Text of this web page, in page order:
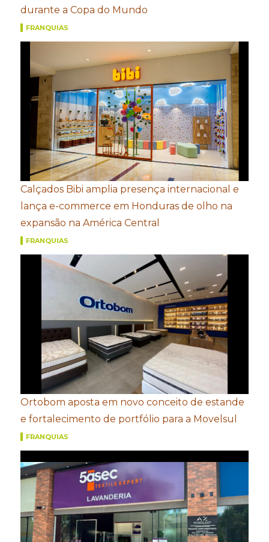
durante a Copa do Mundo
FRANQUIAS
Calçados Bibi amplia presença internacional e
lança e-commerce em Honduras de olho na
expansão na América Central
FRANQUIAS
Ortobom aposta em novo conceito de estande
e fortalecimento de portfólio para a Movelsul
FRANQUIAS